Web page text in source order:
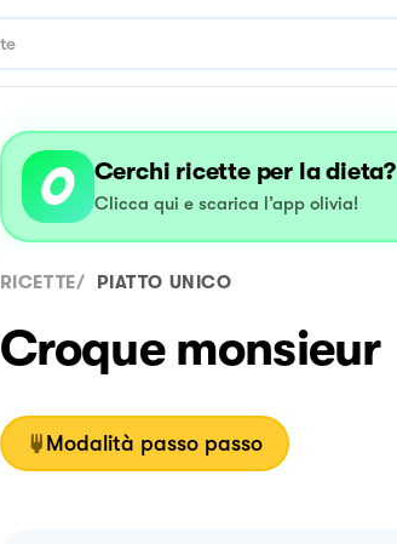
Cerchi ricette per la dieta?
Clicca qui e scarica l’app olivia!
RICETTE/ PIATTO UNICO
Croque monsieur
Modalità passo passo